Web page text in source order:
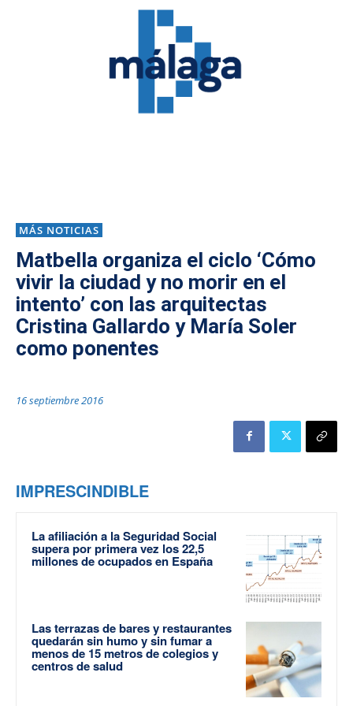
MÁS NOTICIAS
Matbella organiza el ciclo ‘Cómo
vivir la ciudad y no morir en el
intento’ con las arquitectas
Cristina Gallardo y María Soler
como ponentes
16 septiembre 2016
IMPRESCINDIBLE
La afiliación a la Seguridad Social
supera por primera vez los 22,5
millones de ocupados en España
Las terrazas de bares y restaurantes
quedarán sin humo y sin fumar a
menos de 15 metros de colegios y
centros de salud